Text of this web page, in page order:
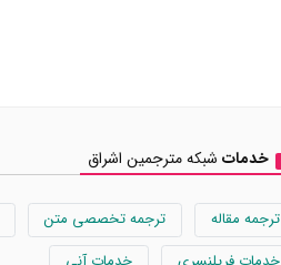
خدمات شبکه مترجمین اشراق
ترجمه مقاله ترجمه تخصصی متن